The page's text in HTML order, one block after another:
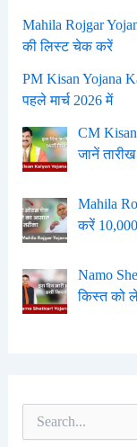
Mahila Rojgar
की लिस्ट चेक करें
PM Kisan Yojana
पहले मार्च 2026 में
CM
जानें
Mahila
करें
Namo
किस्त को